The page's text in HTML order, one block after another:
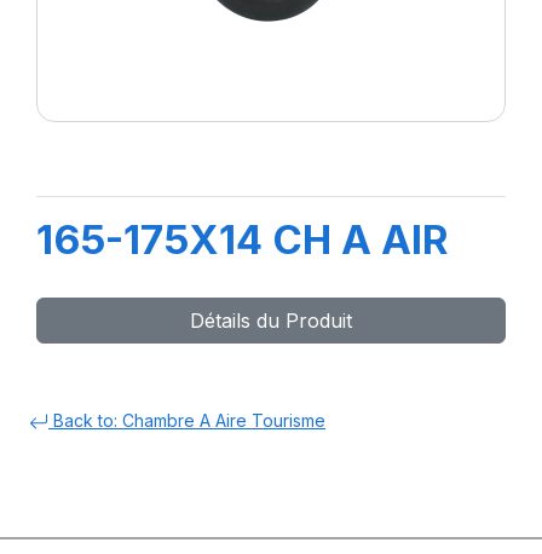
165-175X14 CH A AIR
Détails du Produit
Back to: Chambre A Aire Tourisme